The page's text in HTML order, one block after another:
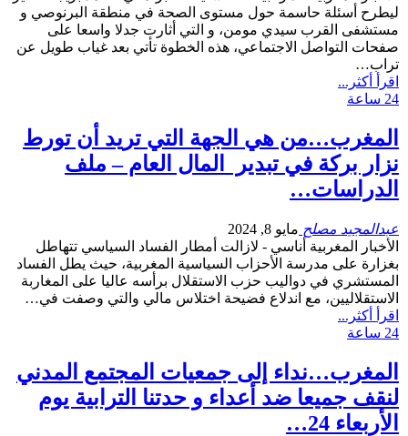
ليطرح أسئلة حاسمة حول مستوى الصحة في منطقة البرنوصي و
مستشفى القرب سيدي مومن، و التي أثارت جدلا واسعا على
صفحات التواصل الاجتماعي، هذه الخطوة تأتي بعد غياب طويل عن
تراب…
اقرأ أكثر...
24 ساعة
المغرب…من هي الجهة التي تريد أن تورط
نزار بركة في تبدير المال العام – ملف
الدراسات…
عبدالمجيد مصلح مايو 8, 2024
الأخبار المغربية أناسي - لازالت أمطار الفساد السياسي تتهاطل
بغزارة على مدرسة الأحزاب السياسية المغربية، حيث يطل الفساد
المستشري في دواليب حزب الاستقلال برأسه عاليا على المغاربة
الاستقلاليين، مع اندلاع فضيحة اختلاس مالي والتي وصفت في…
اقرأ أكثر...
24 ساعة
المغرب…نداء إلى جمعيات المجتمع المدني
لنقف جميعا ضد أعداء و حدتنا الترابية يوم
الأربعاء 24…